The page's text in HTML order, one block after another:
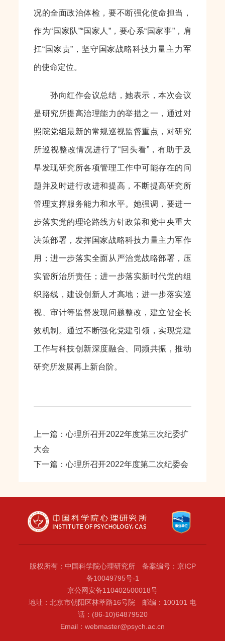
况的全面政治体检，要不断强化使命担当，
作为“国家队”“国家人”，要心系“国家事”，肩
扛“国家责”，坚守国家战略科技力量主力军
的使命定位。
孙向红作会议总结，她表示，本次会议
是研究所提高治理能力的举措之一，通过对
照院党组最新的常规巡视监督重点，对研究
所巡视整改情况进行了“回头看”，有助于及
早发现研究所各项管理工作中可能存在的问
题并及时进行改进和提高，不断提高研究所
管理支撑服务能力和水平。她强调，要进一
步落实党的理论路线方针政策和党中央重大
决策部署，发挥国家战略科技力量主力军作
用；进一步落实全面从严治党战略部署，压
实管所治所责任；进一步落实新时代党的组
织路线，建设创新人才高地；进一步落实巡
视、审计等监督发现问题整改，建立健全长
效机制。通过不断强化党建引领，实现党建
工作与科技创新深度融合、同频共振，推动
研究所发展再上新台阶。
上一篇：心理所召开2022年度第三次纪委扩
大会
下一篇：心理所召开2022年度第二次纪委会
版权所有：中国科学院心理研究所 备案编号：京ICP
备10049795号-1
京公网安备110402500018号
地址：北京市朝阳区林萃路16号院 邮编：100101 电
话：(86-10)64879520
Email：webmaster@psych.ac.cn